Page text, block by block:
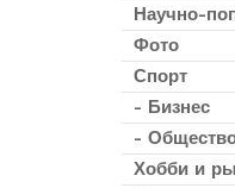
Научно-
Фото
Спорт
- Бизнес
-
Хобби и